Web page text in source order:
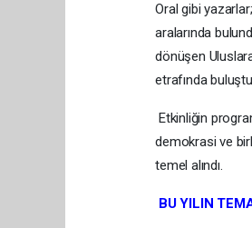
Oral gibi
aralarında
dönüşen
etrafında
Etkinliğin
demokrasi ve
temel alındı.
BU YILIN